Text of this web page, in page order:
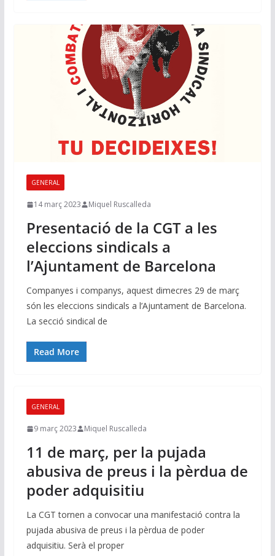
GENERAL
14 març 2023 Miquel Ruscalleda
Presentació de la CGT a les
eleccions sindicals a
l’Ajuntament de Barcelona
Companyes i companys, aquest dimecres 29 de març
són les eleccions sindicals a l’Ajuntament de Barcelona.
La secció sindical de
Read More
GENERAL
9 març 2023 Miquel Ruscalleda
11 de març, per la pujada
abusiva de preus i la pèrdua de
poder adquisitiu
La CGT tornen a convocar una manifestació contra la
pujada abusiva de preus i la pèrdua de poder
adquisitiu. Serà el proper